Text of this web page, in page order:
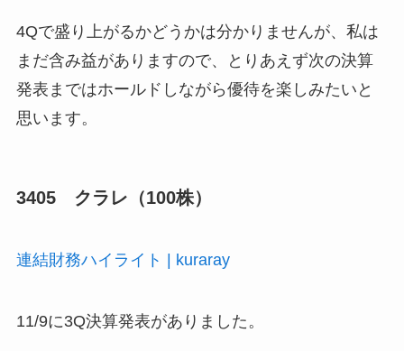
4Qで盛り上がるかどうかは分かりませんが、私は
まだ含み益がありますので、とりあえず次の決算
発表まではホールドしながら優待を楽しみたいと
思います。
3405 クラレ（100株）
連結財務ハイライト | kuraray
11/9に3Q決算発表がありました。